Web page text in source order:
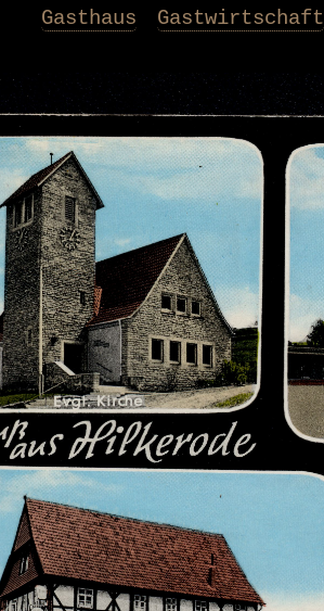
Gasthaus Gastwirtschaft